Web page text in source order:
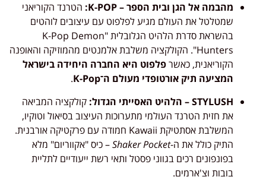
מהבמה אל הגן ובית הספר – K-POP:
הטרנד הקוריאני
שמטלטל את העולם מגיע לפלפוט עם עיצובים לוהטים
בהשראת סדרת הלהיט הגלובלית "K-Pop Demon
Hunters". הקולקציה משלבת אלמנטים מהמוזיקה והאופנה
הקוריאנית, כאשרפלפוט היא החברה היחידה בישראל
המציעה תיק אורטופדי מעולם ה־K-Pop
.
STYLUSH – הלהיט האסייתי הגדול:
קולקציה המביאה
את חזית הטרנד העולמי מתערוכות העיצוב בסיאול וטוקיו,
המשלבת אסתטיקת Kawaii חמודה עם פרקטיקה אורבנית.
התיק כולל את ה-Shaker Pocket– כיס "אקווריום" מלא
בפונפונים רכים בגווני פסטל ותאי רשת ייעודיים לתליית
בובות וצ'ארמים.